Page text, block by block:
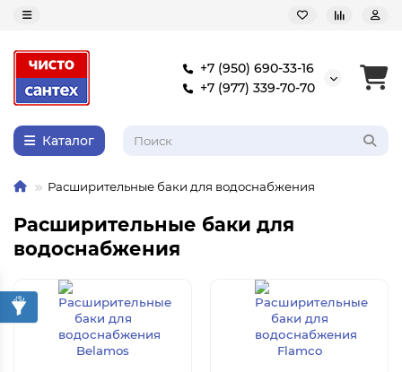
+7 (950) 690-33-16
+7 (977) 339-70-70
Каталог
Расширительные баки для водоснабжения
Расширительные баки для
водоснабжения